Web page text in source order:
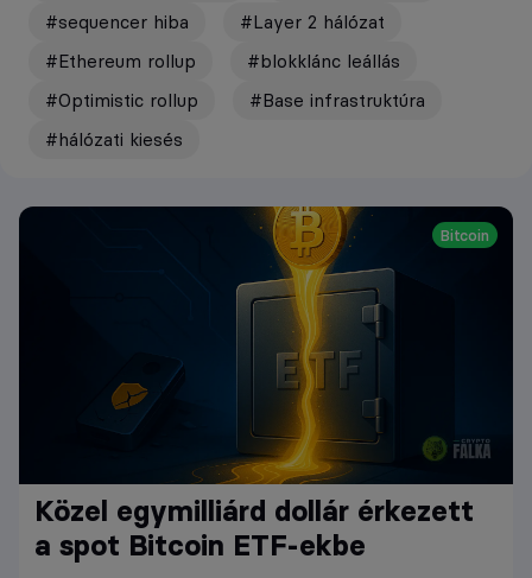
#sequencer hiba
#Layer 2 hálózat
#Ethereum rollup
#blokklánc leállás
#Optimistic rollup
#Base infrastruktúra
#hálózati kiesés
Bitcoin
Közel egymilliárd dollár érkezett
a spot Bitcoin ETF-ekbe